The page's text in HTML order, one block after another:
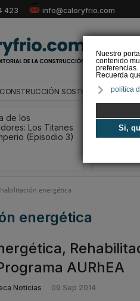
Nuestro
contenido
preferencias.
Recuerda
política
Si,
423 info@caloryfrio.com
CONSTRUCCIÓN SOSTENIBLE
de los
Los Titanes
(Episodio 3)
energética
energética
AURhEA
Noticias 09 Sep 2014